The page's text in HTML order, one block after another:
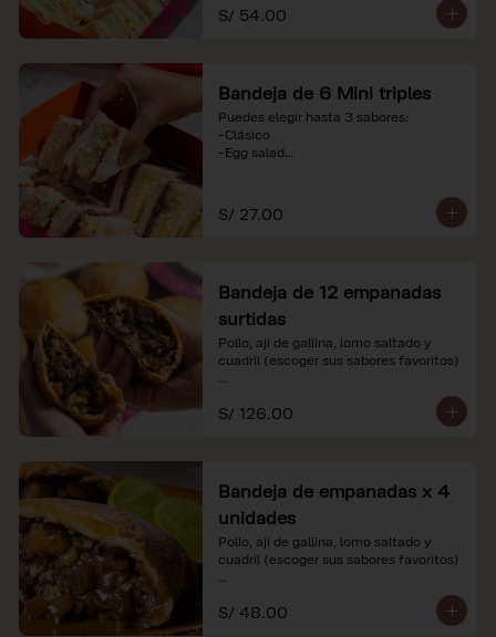
referenciales.
S/ 54.00
Bandeja de 6 Mini triples
Puedes elegir hasta 3 sabores:
-Clásico
-Egg salad
referenciales.
S/ 27.00
Bandeja de 12 empanadas
surtidas
Pollo, ají de gallina, lomo saltado y
cuadril (escoger sus sabores favoritos)
*Nuestros precios están expresados en
soles e incluyen impuestos de ley y
S/ 126.00
Bandeja de empanadas x 4
unidades
Pollo, ají de gallina, lomo saltado y
cuadril (escoger sus sabores favoritos)
*Nuestros precios están expresados en
soles e incluyen impuestos de ley y
S/ 48.00